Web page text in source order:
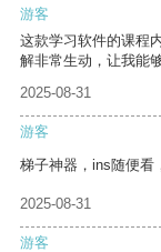
游客
这款学习软件的课程
解非常生动，让我能
2025-08-31
游客
梯子神器，ins随便看
2025-08-31
游客